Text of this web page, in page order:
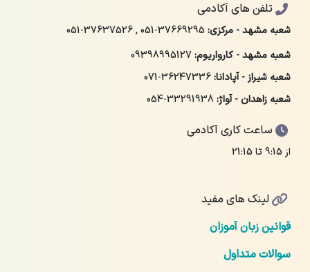
تلفن های آکادمی
شعبه مشهد - مرکزی: 051-37669295
,
051-37637526
شعبه مشهد - کارواریوم:09398995127
شعبه شیراز - آپادانا:071-36247336
شعبه زاهدان - آواژ:054-33291938
ساعت کاری آکادمی
از 9:15 تا 21:15
لینک های مفید
قوانین زبان آموزان
سوالات متداول